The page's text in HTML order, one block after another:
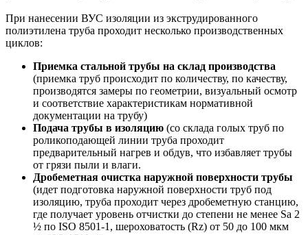
При нанесении ВУС изоляции из экструдированного
полиэтилена труба проходит несколько производственных
циклов:
Приемка стальной трубы на склад производства
(приемка труб происходит по количеству, по качеству,
производятся замеры по геометрии, визуальный осмотр
и соответствие характеристикам нормативной
документации на трубу)
Подача трубы в изоляцию (со склада голых труб по
роликоподающей линии труба проходит
предварительный нагрев и обдув, что избавляет трубы
от грязи пыли и влаги.
Дробеметная очистка наружной поверхности трубы
(идет подготовка наружной поверхности труб под
изоляцию, труба проходит через дробеметную станцию,
где получает уровень отчистки до степени не менее Sa 2
½ по ISO 8501-1, шероховатость (Rz) от 50 до 100 мкм